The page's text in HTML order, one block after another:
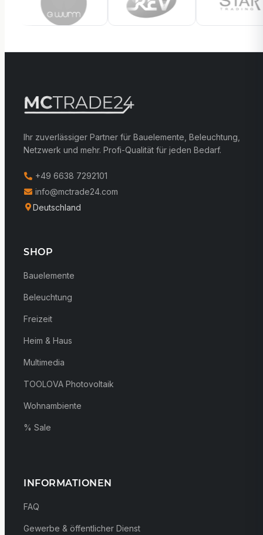
Ihr zuverlässiger Partner für Bauelemente, Beleuchtung,
Netzwerk und mehr. Profi-Qualität für jeden Bedarf.
+49 6638 7292101
info@mctrade24.com
Deutschland
SHOP
Bauelemente
Beleuchtung
Freizeit
Heim & Haus
Multimedia
TOOLOVA Photovoltaik
Wohnambiente
% Sale
INFORMATIONEN
FAQ
Gewerbe & öffentlicher Dienst